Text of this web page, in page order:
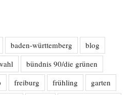
baden-württemberg
blog
bündnis 90/die grünen
freiburg frühling
garten